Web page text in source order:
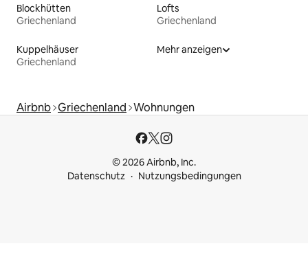
Blockhütten
Griechenland
Lofts
Griechenland
Kuppelhäuser
Griechenland
Mehr anzeigen
Airbnb Griechenland Wohnungen
© 2026 Airbnb, Inc.
Datenschutz
Nutzungsbedingungen